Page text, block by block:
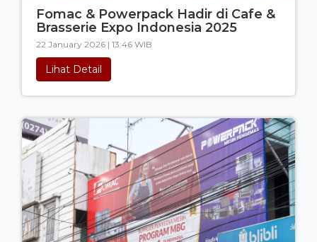
Fomac & Powerpack Hadir di Cafe &
Brasserie Expo Indonesia 2025
22 January 2026 | 13:46 WIB
Lihat Detail